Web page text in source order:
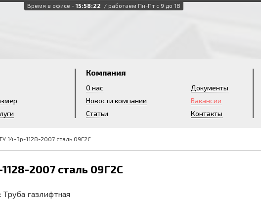
Время в офисе - 15:58:23 / работаем Пн-Пт с 9 до 18
Компания
О нас
Новости компании
Статьи
Документы
Вакансии
Контакты
14-3р-1128-2007 сталь 09Г2С
2007 сталь 09Г2С
Труба газлифтная